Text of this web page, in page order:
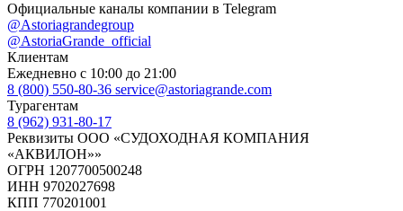
Официальные каналы компании в Telegram
@Astoriagrandegroup
@AstoriaGrande_official
Клиентам
Ежедневно с 10:00 до 21:00
8 (800) 550-80-36 service@astoriagrande.com
Турагентам
8 (962) 931-80-17
Реквизиты ООО «СУДОХОДНАЯ КОМПАНИЯ
«АКВИЛОН»»
ОГРН 1207700500248
ИНН 9702027698
КПП 770201001